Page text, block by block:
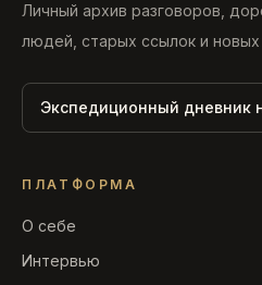
Личный архив разговоров,
людей, старых ссылок и новых
Экспедиционный дневник
ПЛАТФОРМА
О себе
Интервью